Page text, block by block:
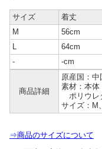
サイズ 着丈
M
56cm
L
64cm
-
-cm
商品詳細
原産国：中
素材：本
ポリウレ
サイズ：M
⇒商品のサイズについて